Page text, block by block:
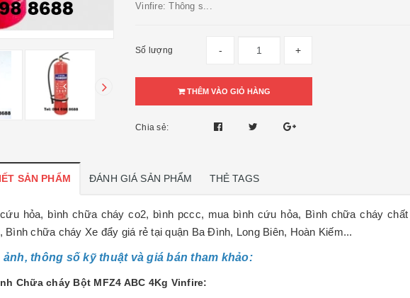
Vinfire: Thông s...
Số lượng - +
THÊM VÀO GIỎ HÀNG
Chia sẻ:
SẢN PHẨM ĐÁNH GIÁ SẢN PHẨM THẺ TAGS
hỏa, bình chữa cháy co2, bình pccc, mua bình cứu hỏa, Bình chữa cháy
Bình chữa cháy Xe đẩy giá rẻ tại quận Ba Đình, Long Biên, Hoàn Kiếm...
ảnh, thông số kỹ thuật và giá bán tham khảo:
Chữa cháy Bột MFZ4 ABC 4Kg Vinfire: